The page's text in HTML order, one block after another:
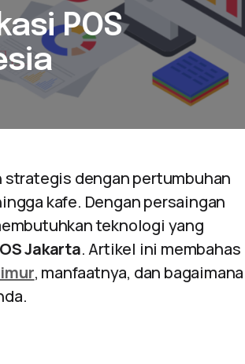
POS
strategis dengan pertumbuhan
kafe. Dengan persaingan
teknologi yang
Jakarta. Artikel ini membahas
, manfaatnya, dan bagaimana